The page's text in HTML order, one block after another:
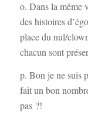
o. Dans la même
des histoires
place du nul/
chacun sont
p. Bon je ne suis
fait un bon
pas ?!